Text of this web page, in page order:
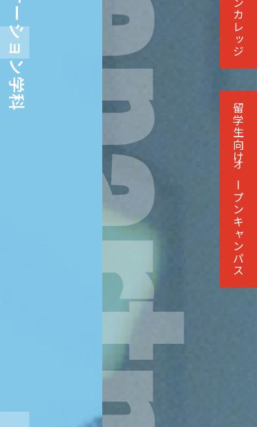
留学生向け
オープンキャンパス